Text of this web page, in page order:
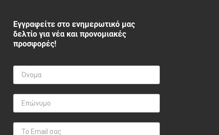
Εγγραφείτε στο ενημερωτικό μας
δελτίο για νέα και προνομιακές
προσφορές!